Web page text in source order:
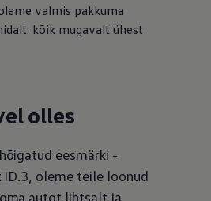
valmis pakkuma
kõik mugavalt ühest
olles
eesmärki -
ID.3, oleme teile loonud
autot lihtsalt ja